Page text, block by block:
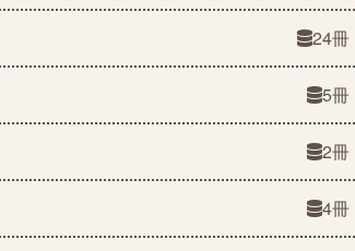
24冊
5冊
2冊
4冊